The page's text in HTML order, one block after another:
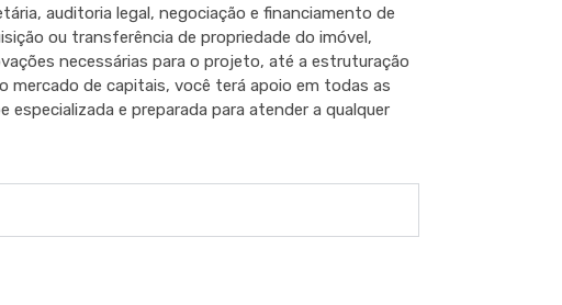
auditoria legal, negociação e financiamento de
ou transferência de propriedade do imóvel,
necessárias para o projeto, até a estruturação
mercado de capitais, você terá apoio em todas as
e preparada para atender a qualquer